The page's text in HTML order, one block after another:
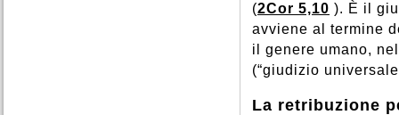
(2Cor 5,10 ). È il
avviene al termine
il genere umano,
(“giudizio
La retribuzione